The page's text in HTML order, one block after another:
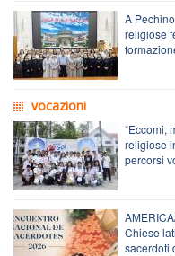
A
religiose
vocazioni
“Eccomi,
religiose
percorsi
Chiese
sacerdoti